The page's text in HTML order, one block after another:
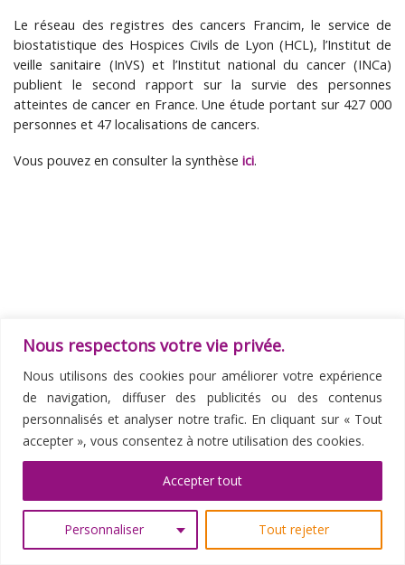
Nous respectons votre vie privée.
Nous utilisons des cookies pour améliorer votre expérience
de navigation, diffuser des publicités ou des contenus
personnalisés et analyser notre trafic. En cliquant sur « Tout
accepter », vous consentez à notre utilisation des cookies.
Personnaliser Tout rejeter
Accepter tout
Le réseau des registres des cancers Francim, le service de
biostatistique des Hospices Civils de Lyon (HCL), l’Institut de
veille sanitaire (InVS) et l’Institut national du cancer (INCa)
publient le second rapport sur la survie des personnes
atteintes de cancer en France. Une étude portant sur 427 000
personnes et 47 localisations de cancers.
Vous pouvez en consulter la synthèse ici.
Parcourir les articles
Article précédent
COMMUNIQUÉ DE PRESSE DU CONSEIL NATIONAL DE L’ORDRE NATIONAL DES MÉDECINS
RETOUR À LA LISTE DES COLLOQUE INTER SOCIÉTÉS SAVANTES (SFPA – AFSOS – SFEDT – SFPO)
© 2026 Société Française et Francophone de Psycho-
Tous les droits sont réservés -
légales